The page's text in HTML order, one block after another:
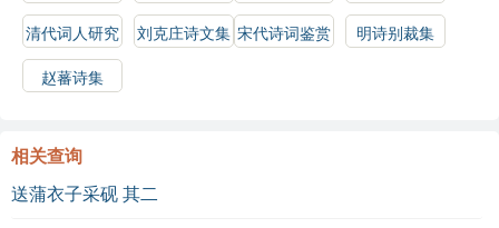
辞典
清代词人研究
刘克庄诗文集 宋代诗词鉴赏
明诗别裁集
赵蕃诗集
相关查询
送蒲衣子采砚 其二